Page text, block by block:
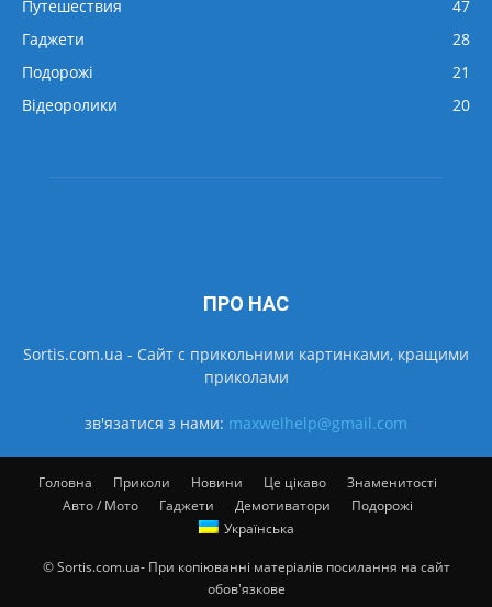
Путешествия
47
Гаджети
28
Подорожі
21
Відеоролики
20
ПРО НАС
Sortis.com.ua - Cайт с прикольними картинками, кращими
приколами
зв'язатися з нами: maxwelhelp@gmail.com
Головна Приколи Новини Це цікаво
Знаменитості
Авто / Мото
Гаджети Демотиватори
Подорожі
Українська
© Sortis.com.ua- При копіюванні матеріалів посилання на сайт
обов'язкове